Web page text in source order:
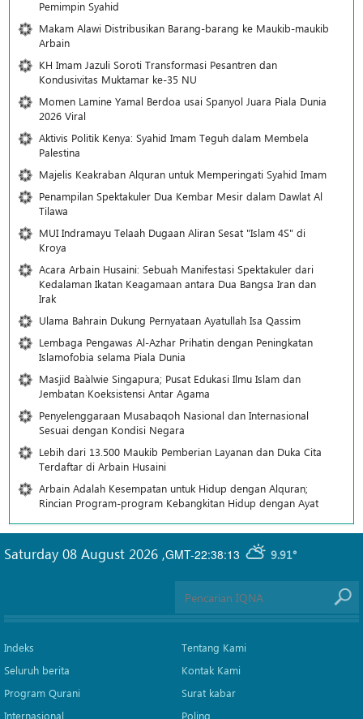
Pemimpin Syahid
Makam Alawi Distribusikan Barang-barang ke Maukib-maukib
Arbain
KH Imam Jazuli Soroti Transformasi Pesantren dan
Kondusivitas Muktamar ke-35 NU
Momen Lamine Yamal Berdoa usai Spanyol Juara Piala Dunia
2026 Viral
Aktivis Politik Kenya: Syahid Imam Teguh dalam Membela
Palestina
Majelis Keakraban Alquran untuk Memperingati Syahid Imam
Penampilan Spektakuler Dua Kembar Mesir dalam Dawlat Al
Tilawa
MUI Indramayu Telaah Dugaan Aliran Sesat "Islam 4S" di
Kroya
Acara Arbain Husaini: Sebuah Manifestasi Spektakuler dari
Kedalaman Ikatan Keagamaan antara Dua Bangsa Iran dan
Irak
Ulama Bahrain Dukung Pernyataan Ayatullah Isa Qassim
Lembaga Pengawas Al-Azhar Prihatin dengan Peningkatan
Islamofobia selama Piala Dunia
Masjid Ba`alwie Singapura; Pusat Edukasi Ilmu Islam dan
Jembatan Koeksistensi Antar Agama
Penyelenggaraan Musabaqoh Nasional dan Internasional
Sesuai dengan Kondisi Negara
Lebih dari 13.500 Maukib Pemberian Layanan dan Duka Cita
Terdaftar di Arbain Husaini
Arbain Adalah Kesempatan untuk Hidup dengan Alquran;
Rincian Program-program Kebangkitan Hidup dengan Ayat
GMT-22:38:13 9.91°
Saturday 08 August 2026 ,
Indeks
Seluruh berita
Program Qurani
Internasional
Tentang Kami
Kontak Kami
Surat kabar
Poling